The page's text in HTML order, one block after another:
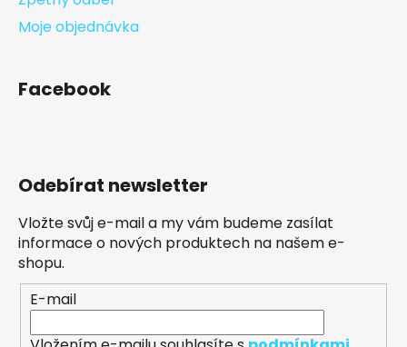
Moje objednávka
Facebook
Odebírat newsletter
Vložte svůj e-mail a my vám budeme zasílat
informace o nových produktech na našem e-
shopu.
E-mail